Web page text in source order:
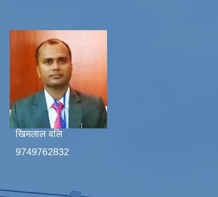
खिमलाल वलि
9749762832